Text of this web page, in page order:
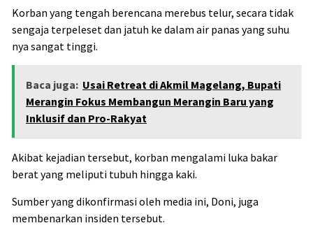
Korban yang tengah berencana merebus telur, secara tidak
sengaja terpeleset dan jatuh ke dalam air panas yang suhu
nya sangat tinggi.
Baca juga: Usai Retreat di Akmil Magelang, Bupati
Merangin Fokus Membangun Merangin Baru yang
Inklusif dan Pro-Rakyat
Akibat kejadian tersebut, korban mengalami luka bakar
berat yang meliputi tubuh hingga kaki.
Sumber yang dikonfirmasi oleh media ini, Doni, juga
membenarkan insiden tersebut.